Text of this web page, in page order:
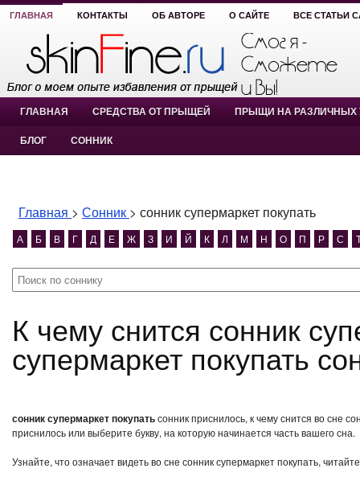
ГЛАВНАЯ КОНТАКТЫ ОБ АВТОРЕ О САЙТЕ ВСЕ СТАТЬИ
ГЛАВНАЯ СРЕДСТВА ОТ ПРЫЩЕЙ ПРЫЩИ НА РАЗЛИЧНЫХ
БЛОГ СОННИК
Главная > Сонник > сонник супермаркет покупать
А Б В Г Д Е Ж З И Й К Л М Н О П Р С
К чему снится сонник супермаркет покупать? сонник
супермаркет покупать
сонник супермаркет покупатьсонник приснилось, к чему снится во сне
приснилось или выберите букву, на которую начинается часть вашего сна.
Узнайте, что означает видеть во сне сонник супермаркет покупать,